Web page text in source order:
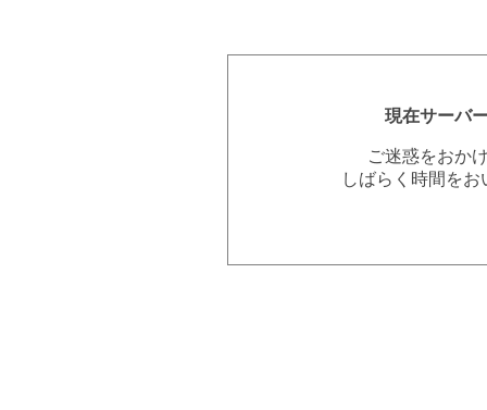
現在サーバ
ご迷惑をおか
しばらく時間を